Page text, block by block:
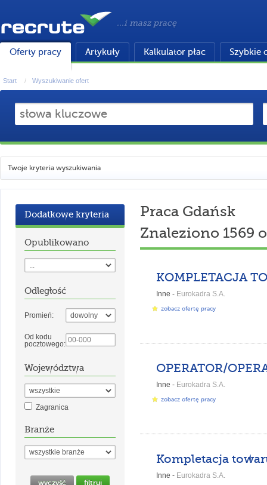
...i masz pracę
Oferty pracy Artykuły Kalkulator płac Szybkie
Start Wyszukiwanie ofert
Twoje kryteria wyszukiwania
Dodatkowe kryteria
Opublikowano
Odległość
Promień:
Od kodu
pocztowego:
Województwa
Zagranica
Branże
Praca Gdańsk
Znaleziono 1569
Inne - Eurokadra S.A.
zobacz ofertę pracy
Inne - Eurokadra S.A.
zobacz ofertę pracy
Inne - Eurokadra S.A.